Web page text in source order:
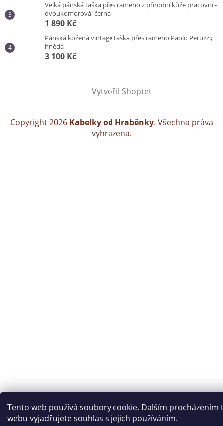
Tento web používá soubory cookie. Dalším procházením
webu vyjadřujete souhlas s jejich používáním.
Velká pánská taška přes rameno z přírodní kůže pracovní -
dvoukomorová; černá
1 890 Kč
Pánská kožená vintage taška přes rameno Paolo Peruzzi;
hnědá
3 100 Kč
Vytvořil Shoptet
Copyright 2026 Kabelky od Hraběnky. Všechna práva
vyhrazena.